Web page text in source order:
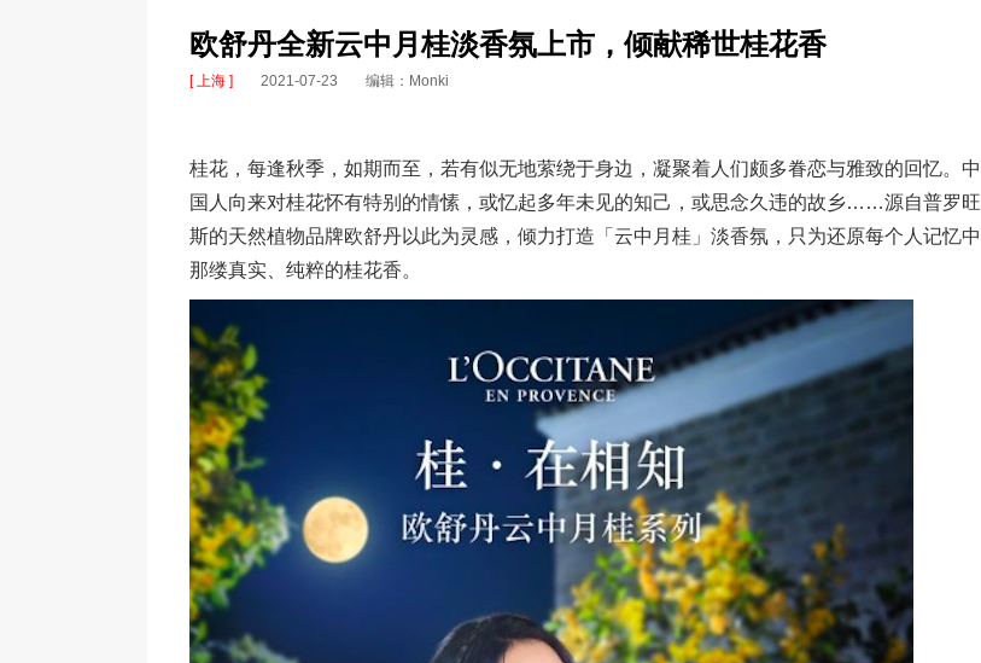
欧舒丹全新云中月桂淡香氛上市，倾献稀世桂花香
[ 上海 ] 2021-07-23 编辑：Monki
桂花，每逢秋季，如期而至，若有似无地萦绕于身边，凝聚着人们颇多眷恋与雅致的回忆。中
国人向来对桂花怀有特别的情愫，或忆起多年未见的知己，或思念久违的故乡……源自普罗旺
斯的天然植物品牌欧舒丹以此为灵感，倾力打造「云中月桂」淡香氛，只为还原每个人记忆中
那缕真实、纯粹的桂花香。